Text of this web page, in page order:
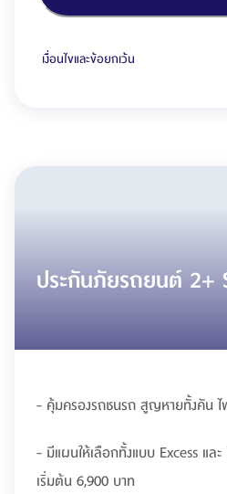
เงื่อนไขและข้อยกเว้น
ประกันภัยรถยนต์ 2+
- คุ้มครองรถชนรถ สูญหายทั้งคัน
- มีแผนให้เลือกทั้งแบบ Excess แล
เริ่มต้น 6,900 บาท